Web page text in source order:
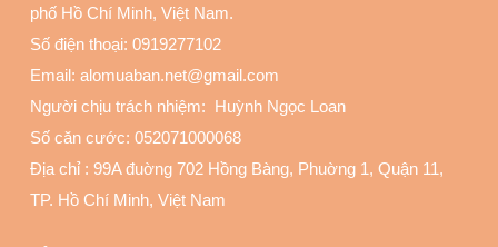
phố Hồ Chí Minh, Việt Nam.
Số điện thoại: 0919277102
Email: alomuaban.net@gmail.com
Người chịu trách nhiệm: Huỳnh Ngọc Loan
Số căn cước: 052071000068
Địa chỉ : 99A đuờng 702 Hồng Bàng, Phuờng 1, Quận 11,
TP. Hồ Chí Minh, Việt Nam